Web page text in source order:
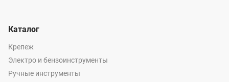
Каталог
Крепеж
Электро и бензоинструменты
Ручные инструменты